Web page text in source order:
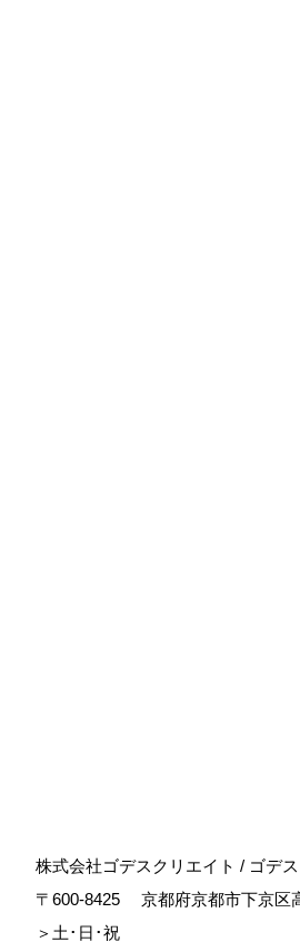
株式会社ゴデスクリエイト / ゴデ
〒600-8425
京都府京都市下京区
＞土･日･祝